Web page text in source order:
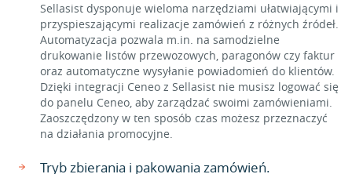
Sellasist dysponuje wieloma narzędziami ułatwiającymi i
przyspieszającymi realizacje zamówień z różnych źródeł.
Automatyzacja pozwala m.in. na samodzielne
drukowanie listów przewozowych, paragonów czy faktur
oraz automatyczne wysyłanie powiadomień do klientów.
Dzięki integracji Ceneo z Sellasist nie musisz logować się
do panelu Ceneo, aby zarządzać swoimi zamówieniami.
Zaoszczędzony w ten sposób czas możesz przeznaczyć
na działania promocyjne.
Tryb zbierania i pakowania zamówień.